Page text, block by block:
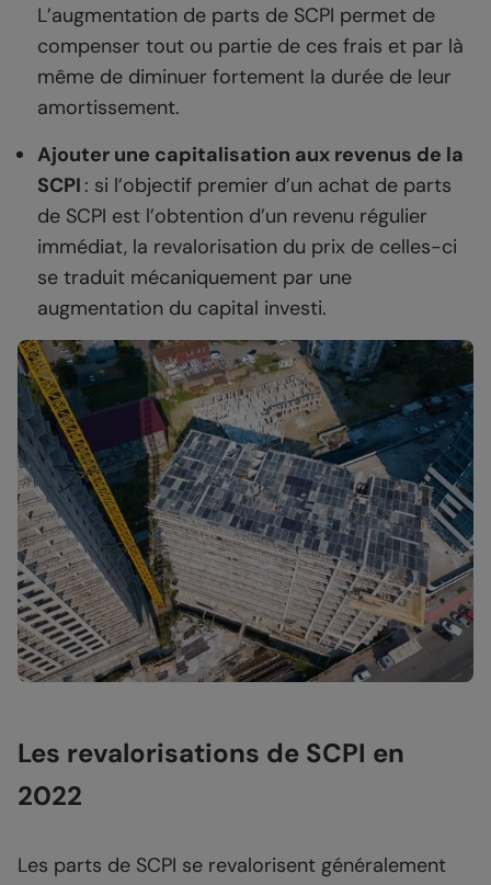
L’augmentation de parts de SCPI permet de
compenser tout ou partie de ces frais et par là
même de diminuer fortement la durée de leur
amortissement.
Ajouter une capitalisation aux revenus de la
SCPI : si l’objectif premier d’un achat de parts
de SCPI est l’obtention d’un revenu régulier
immédiat, la revalorisation du prix de celles-ci
se traduit mécaniquement par une
augmentation du capital investi.
Les revalorisations de SCPI en
2022
Les parts de SCPI se revalorisent généralement